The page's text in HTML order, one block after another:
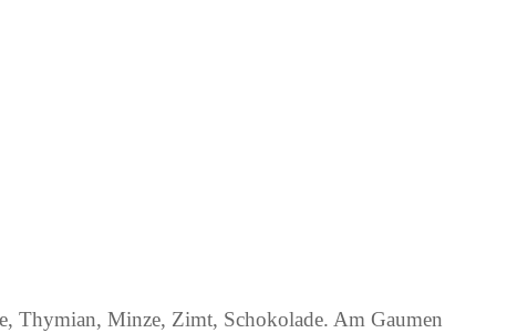
Thymian, Minze, Zimt, Schokolade. Am Gaumen